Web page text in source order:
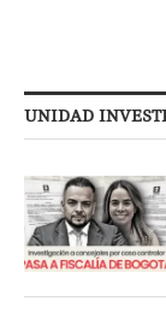
UNIDAD